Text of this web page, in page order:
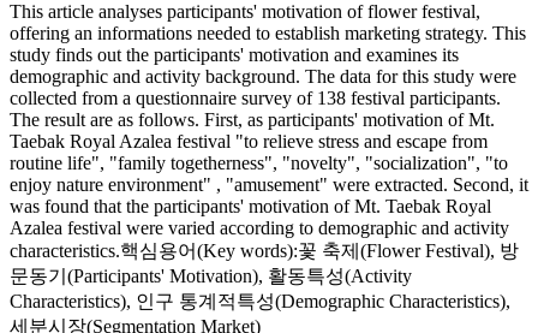
This article analyses participants' motivation of flower festival,
offering an informations needed to establish marketing strategy. This
study finds out the participants' motivation and examines its
demographic and activity background. The data for this study were
collected from a questionnaire survey of 138 festival participants.
The result are as follows. First, as participants' motivation of Mt.
Taebak Royal Azalea festival "to relieve stress and escape from
routine life", "family togetherness", "novelty", "socialization", "to
enjoy nature environment" , "amusement" were extracted. Second, it
was found that the participants' motivation of Mt. Taebak Royal
Azalea festival were varied according to demographic and activity
characteristics.핵심용어(Key words):꽃 축제(Flower Festival), 방
문동기(Participants' Motivation), 활동특성(Activity
Characteristics), 인구 통계적특성(Demographic Characteristics),
세분시장(Segmentation Market)